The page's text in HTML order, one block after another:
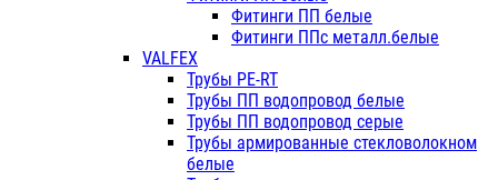
Фитинги ПП белые
Фитинги ППс металл.белые
VALFEX
Трубы PE-RT
Трубы ПП водопровод белые
Трубы ПП водопровод серые
Трубы армированные стекловолокном
белые